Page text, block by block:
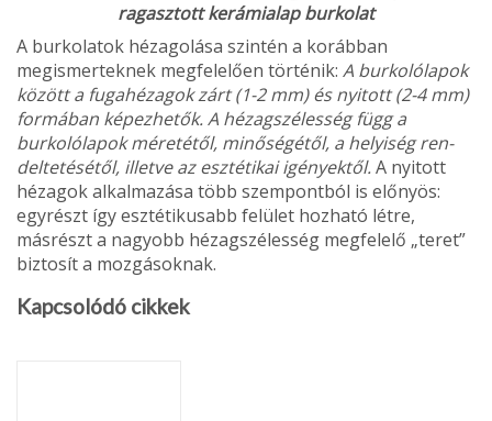
ragasztott kerámialap burkolat
A burkolatok hézagolása szintén a korábban
megismer­teknek megfelelően történik: A burkolólapok
között a fugahézagok zárt (1-2 mm) és nyitott (2-4 mm)
formában képezhetők. A hézagszélesség függ a
burkolólapok méretétől, minőségétől, a helyiség ren­
deltetésétől, illetve az esztétikai igényektől.A nyitott
hézagok alkalmazása több szempontból is előnyös:
egyrészt így esztétikusabb felület hozható létre,
másrészt a nagyobb hézagszélesség megfelelő „teret”
biztosít a mozgásoknak.
Kapcsolódó cikkek